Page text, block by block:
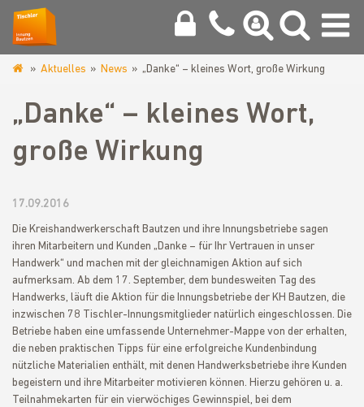
bautzen.de
Aktuelles News „Danke“ – kleines Wort, große Wirkung
„Danke“ – kleines Wort,
große Wirkung
17.09.2016
Die Kreishandwerkerschaft Bautzen und ihre Innungsbetriebe sagen
ihren Mitarbeitern und Kunden „Danke – für Ihr Vertrauen in unser
Handwerk“ und machen mit der gleichnamigen Aktion auf sich
aufmerksam. Ab dem 17. September, dem bundesweiten Tag des
Handwerks, läuft die Aktion für die Innungsbetriebe der KH Bautzen, die
inzwischen 78 Tischler-Innungsmitglieder natürlich eingeschlossen. Die
Betriebe haben eine umfassende Unternehmer-Mappe von der erhalten,
die neben praktischen Tipps für eine erfolgreiche Kundenbindung
nützliche Materialien enthält, mit denen Handwerksbetriebe ihre Kunden
begeistern und ihre Mitarbeiter motivieren können. Hierzu gehören u. a.
Teilnahmekarten für ein vierwöchiges Gewinnspiel, bei dem